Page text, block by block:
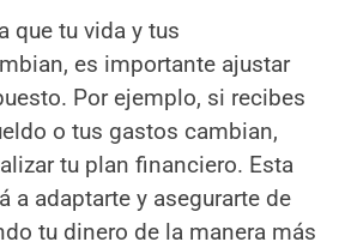
que tu vida y tus
es importante ajustar
Por ejemplo, si recibes
o tus gastos cambian,
tu plan financiero. Esta
a adaptarte y asegurarte de
tu dinero de la manera más